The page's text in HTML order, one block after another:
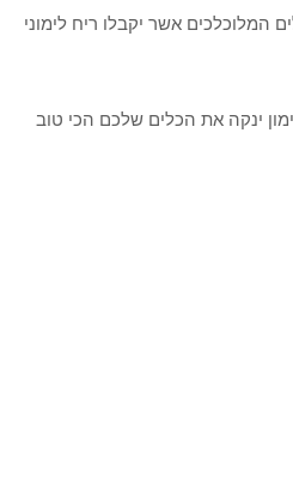
המלוכלכים אשר יקבלו ריח לימוני
ינקה את הכלים שלכם הכי טוב